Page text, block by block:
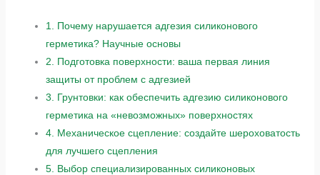
1. Почему нарушается адгезия силиконового
герметика? Научные основы
2. Подготовка поверхности: ваша первая линия
защиты от проблем с адгезией
3. Грунтовки: как обеспечить адгезию силиконового
герметика на «невозможных» поверхностях
4. Механическое сцепление: создайте шероховатость
для лучшего сцепления
5. Выбор специализированных силиконовых